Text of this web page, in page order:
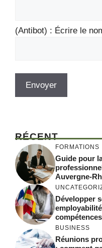
(Antibot) : Écrire le
RÉCENT
FORMATIONS
Guide pour
Auvergne-
Développer
BUSINESS
Réunions